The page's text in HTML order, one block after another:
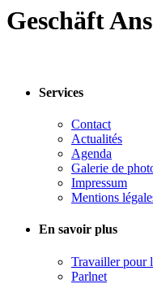
Geschäft
Services
Contact
Actualités
Agenda
Galerie de
Impressum
Mentions
En savoir plus
Travailler pour
Parlnet